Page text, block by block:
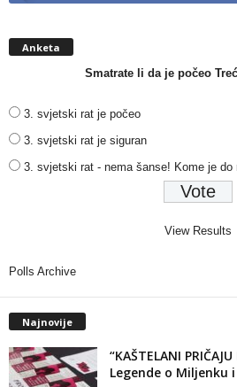
Anketa
Smatrate li da je počeo
3. svjetski rat je počeo
3. svjetski rat je siguran
3. svjetski rat - nema šanse! Kome je do
View Results
Polls Archive
Najnovije
“KAŠTELANI
Legende o Miljenku